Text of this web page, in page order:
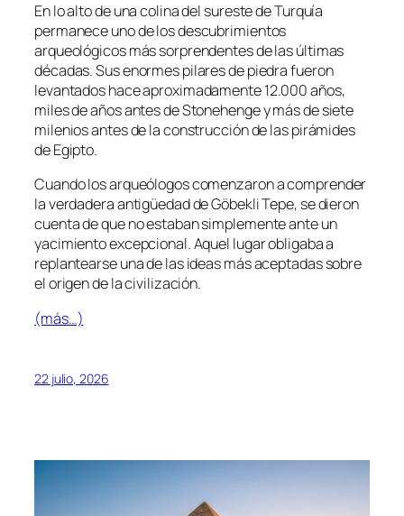
En lo alto de una colina del sureste de Turquía
permanece uno de los descubrimientos
arqueológicos más sorprendentes de las últimas
décadas. Sus enormes pilares de piedra fueron
levantados hace aproximadamente 12.000 años,
miles de años antes de Stonehenge y más de siete
milenios antes de la construcción de las pirámides
de Egipto.
Cuando los arqueólogos comenzaron a comprender
la verdadera antigüedad de Göbekli Tepe, se dieron
cuenta de que no estaban simplemente ante un
yacimiento excepcional. Aquel lugar obligaba a
replantearse una de las ideas más aceptadas sobre
el origen de la civilización.
(más…)
22 julio, 2026